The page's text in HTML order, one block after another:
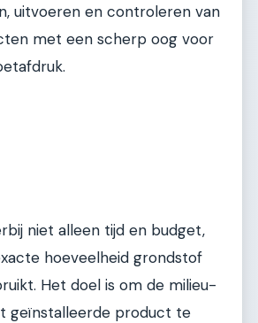
uitvoeren en controleren van
met een scherp oog voor
niet alleen tijd en budget,
hoeveelheid grondstof
Het doel is om de milieu-
geïnstalleerde product te